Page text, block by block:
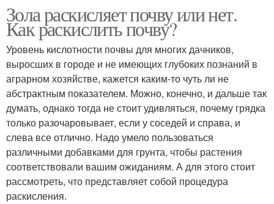
Зола раскисляет почву или нет.
Как раскислить почву?
Уровень кислотности почвы для многих дачников,
выросших в городе и не имеющих глубоких познаний в
аграрном хозяйстве, кажется каким-то чуть ли не
абстрактным показателем. Можно, конечно, и дальше так
думать, однако тогда не стоит удивляться, почему грядка
только разочаровывает, если у соседей и справа, и
слева все отлично. Надо умело пользоваться
различными добавками для грунта, чтобы растения
соответствовали вашим ожиданиям. А для этого стоит
рассмотреть, что представляет собой процедура
раскисления.